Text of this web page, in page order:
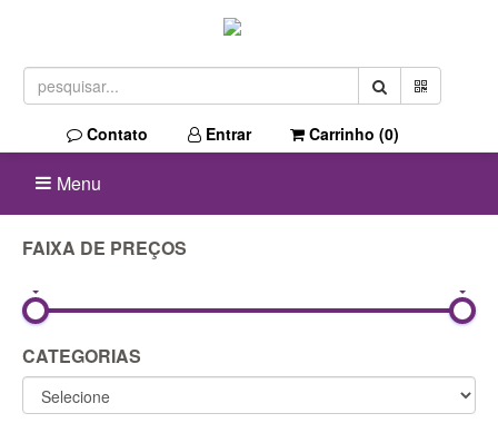
Contato Entrar Carrinho (0)
Menu
FAIXA DE PREÇOS
CATEGORIAS